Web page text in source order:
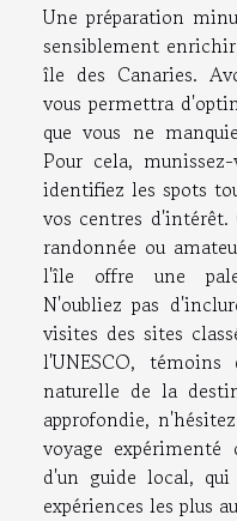
Une préparation
sensiblement
île des Canaries.
vous permettra
que vous ne
Pour cela,
identifiez les spots
vos centres d'intérêt.
randonnée ou
l'île offre une
N'oubliez pas
visites des sites
l'UNESCO,
naturelle de la
approfondie,
voyage
d'un guide local,
expériences les plus